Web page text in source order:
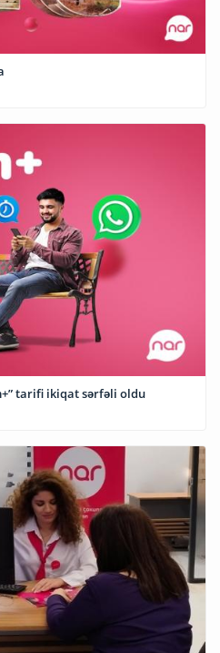
tarifi ikiqat sərfəli oldu